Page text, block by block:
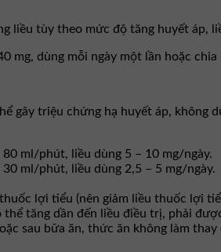
liều tùy theo mức độ tăng huyết áp,
mg, dùng mỗi ngày một lần hoặc chia
gây triệu chứng hạ huyết áp, không
ml/phút, liều dùng 5 – 10 mg/ngày.
ml/phút, liều dùng 2,5 – 5 mg/ngày.
lợi tiểu (nên giảm liều thuốc lợi
thể tăng dần đến liều điều trị, phải
sau bữa ăn, thức ăn không làm